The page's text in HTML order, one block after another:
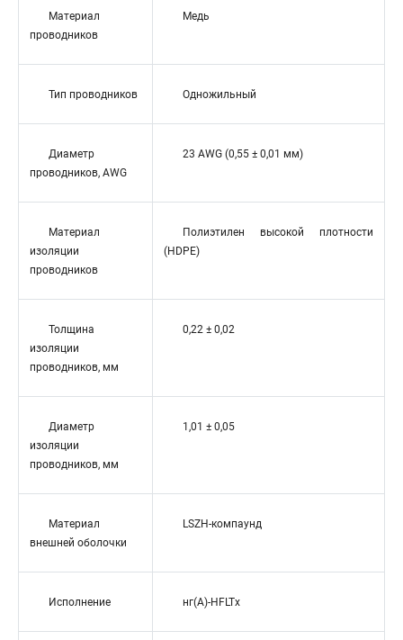
Материал
проводников
Медь
Тип проводников Одножильный
Диаметр
проводников, AWG
23 AWG (0,55 ± 0,01 мм)
Материал
изоляции
проводников
Полиэтилен высокой плотности
(HDPE)
Толщина
изоляции
проводников, мм
0,22 ± 0,02
Диаметр
изоляции
проводников, мм
1,01 ± 0,05
Материал
внешней оболочки
LSZH-компаунд
Исполнение нг(A)-HFLTx